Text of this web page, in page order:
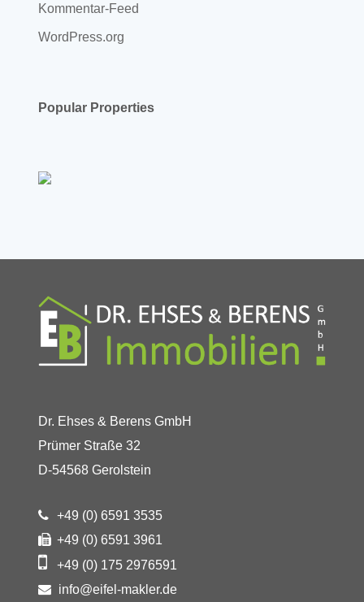
Kommentar-Feed
WordPress.org
Popular Properties
Dr. Ehses & Berens GmbH
Prümer Straße 32
D-54568 Gerolstein
+49 (0) 6591 3535
+49 (0) 6591 3961
+49 (0) 175 2976591
info@eifel-makler.de